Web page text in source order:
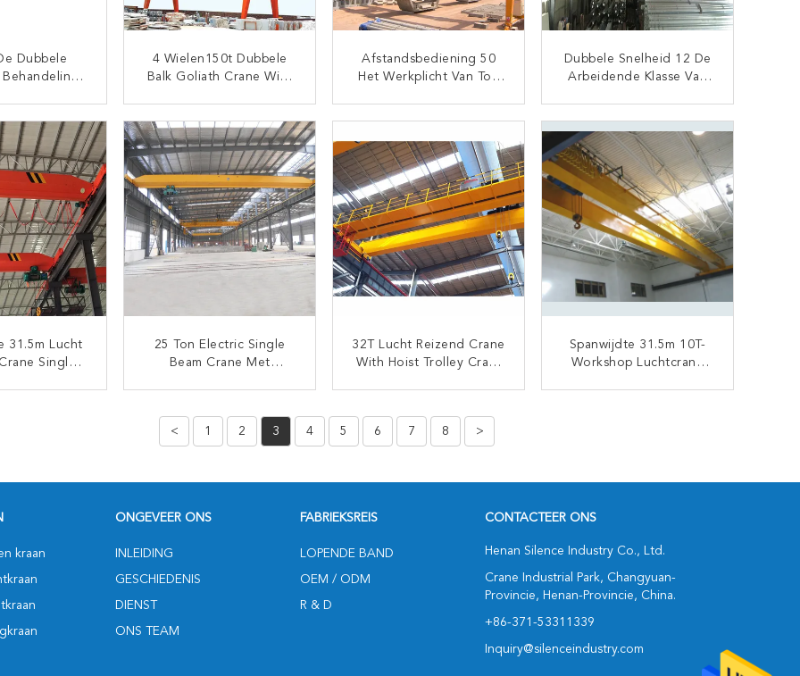
Dubbele
NU
4 Wielen150t Dubbele
Balk Goliath Crane With
CONTACT NU
Afstandsbediening 50
Het Werkplicht Van Ton
CONTACT NU
Dubbele Snelheid 12 De
Arbeidende Klasse Van
CONTACT NU
31.5m Lucht
Single
25 Ton Electric Single
Beam Crane Met
32T Lucht Reizend Crane
With Hoist Trolley Crab-
Spanwijdte 31.5m 10T-
Workshop Luchtcrane
< 1 2 3 4 5 6 7 8 >
kraan
ONGEVEER ONS
INLEIDING
GESCHIEDENIS
DIENST
ONS TEAM
FABRIEKSREIS
LOPENDE BAND
OEM / ODM
R & D
CONTACTEER ONS
Henan Silence Industry Co., Ltd.
Crane Industrial Park, Changyuan-
Provincie, Henan-Provincie, China.
+86-371-53311339
Inquiry@silenceindustry.com